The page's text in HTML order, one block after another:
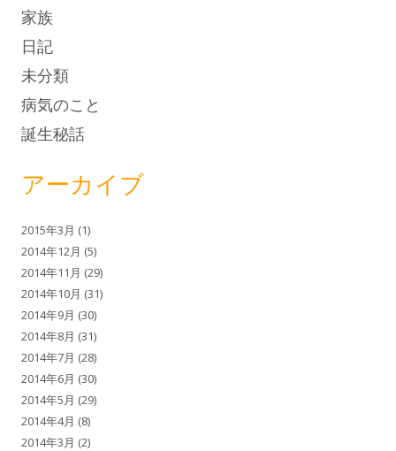
家族
日記
未分類
病気のこと
誕生秘話
アーカイブ
2015年3月 (1)
2014年12月 (5)
2014年11月 (29)
2014年10月 (31)
2014年9月 (30)
2014年8月 (31)
2014年7月 (28)
2014年6月 (30)
2014年5月 (29)
2014年4月 (8)
2014年3月 (2)